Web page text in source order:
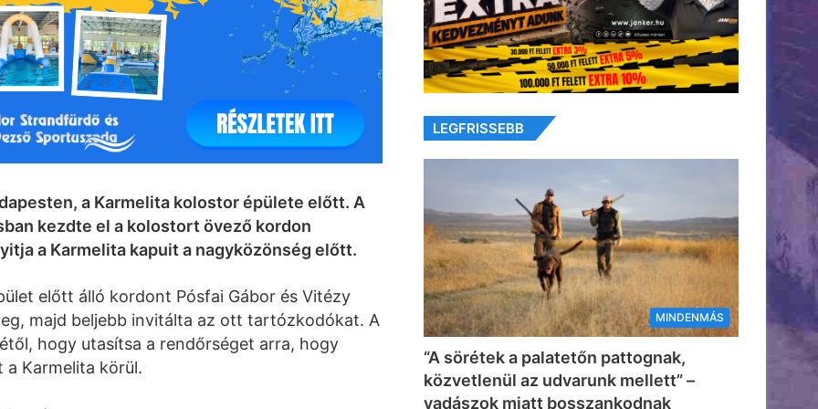
a Karmelita kolostor épülete előtt. A
kezdte el a kolostort övező kordon
a Karmelita kapuit a nagyközönség előtt.
előtt álló kordont Pósfai Gábor és Vitézy
majd beljebb invitálta az ott tartózkodókat. A
hogy utasítsa a rendőrséget arra, hogy
Karmelita körül.
LEGFRISSEBB
MINDENMÁS
“A sörétek a palatetőn pattognak,
közvetlenül az udvarunk mellett” –
vadászok miatt bosszankodnak